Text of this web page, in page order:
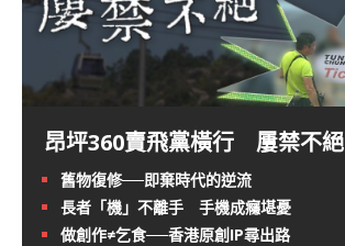
昂坪360賣飛黨橫行 屢禁不絕
舊物復修──即棄時代的逆流
長者「機」不離手 手機成癮堪憂
做創作≠乞食──香港原創IP尋出路